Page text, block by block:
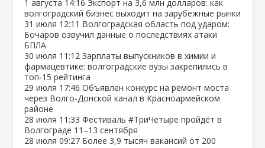
1 августа 14:16 Экспорт на 3,6 млн долларов: как
волгоградский бизнес выходит на зарубежные рынки
31 июля 12:11 Волгоградская область под ударом:
Бочаров озвучил данные о последствиях атаки
БПЛА
30 июля 11:12 Зарплаты выпускников в химии и
фармацевтике: волгоградские вузы закрепились в
топ‑15 рейтинга
29 июля 17:46 Объявлен конкурс на ремонт моста
через Волго‑Донской канал в Красноармейском
районе
28 июля 11:33 Фестиваль #ТриЧетыре пройдёт в
Волгограде 11–13 сентября
28 июля 09:27 Более 3,9 тысяч вакансий от 200